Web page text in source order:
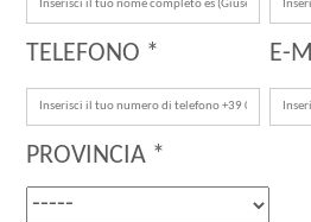
TELEFONO * E-
PROVINCIA *